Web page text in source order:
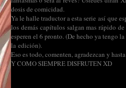
dosis de comicidad.
Ya le halle traductor a esta serie así que
los demás capítulos salgan mas rápido
esperen el 6 pronto. (De hecho ya tengo
la edición).
Eso es todo, comenten, agradezcan y
Y COMO SIEMPRE DISFRUTEN XD